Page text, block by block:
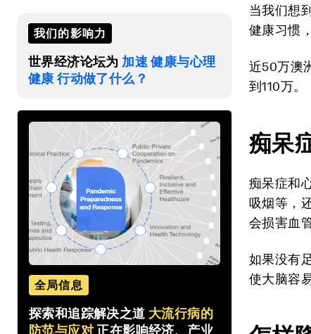
我们的影响力
世界经济论坛为 加速 健康与心理
健康 行动做了什么？
全局信息
探索和追踪解决之道 大流行病的
防范与应对 正在影响经济、产业
当我们想
健康习惯
近50万澳
到110万。
痴呆
痴呆症和
吸烟等，
会损害血
如果没有
使大脑容